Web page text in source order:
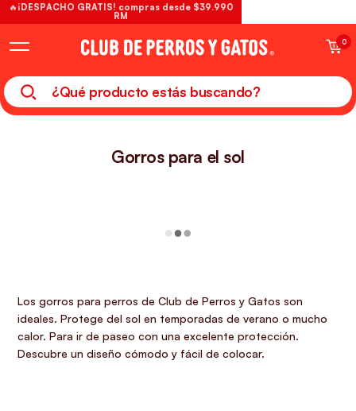
0
Gorros para el sol
Los gorros para perros de Club de Perros y Gatos son
ideales. Protege del sol en temporadas de verano o mucho
calor. Para ir de paseo con una excelente protección.
Descubre un diseño cómodo y fácil de colocar.
🔥¡DESPACHO GRATIS! compras desde $39.990
RM